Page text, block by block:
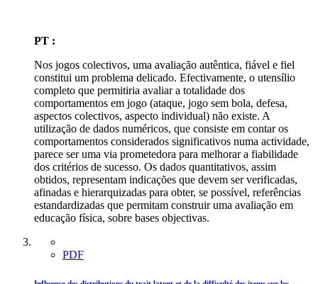
PT :
Nos jogos colectivos, uma avaliação autêntica, fiável e fiel
constitui um problema delicado. Efectivamente, o utensílio
completo que permitiria avaliar a totalidade dos
comportamentos em jogo (ataque, jogo sem bola, defesa,
aspectos colectivos, aspecto individual) não existe. A
utilização de dados numéricos, que consiste em contar os
comportamentos considerados significativos numa actividade,
parece ser uma via prometedora para melhorar a fiabilidade
dos critérios de sucesso. Os dados quantitativos, assim
obtidos, representam indicações que devem ser verificadas,
afinadas e hierarquizadas para obter, se possível, referências
estandardizadas que permitam construir uma avaliação em
educação física, sobre bases objectivas.
PDF